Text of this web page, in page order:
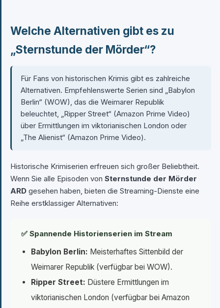
Welche Alternativen gibt es zu
„Sternstunde der Mörder“?
Für Fans von historischen Krimis gibt es zahlreiche
Alternativen. Empfehlenswerte Serien sind „Babylon
Berlin“ (WOW), das die Weimarer Republik
beleuchtet, „Ripper Street“ (Amazon Prime Video)
über Ermittlungen im viktorianischen London oder
„The Alienist“ (Amazon Prime Video).
Historische Krimiserien erfreuen sich großer Beliebtheit.
Wenn Sie alle Episoden von Sternstunde der Mörder
ARD gesehen haben, bieten die Streaming-Dienste eine
Reihe erstklassiger Alternativen:
✅ Spannende Historienserien im Stream
Babylon Berlin: Meisterhaftes Sittenbild der
Weimarer Republik (verfügbar bei WOW).
Ripper Street: Düstere Ermittlungen im
viktorianischen London (verfügbar bei Amazon